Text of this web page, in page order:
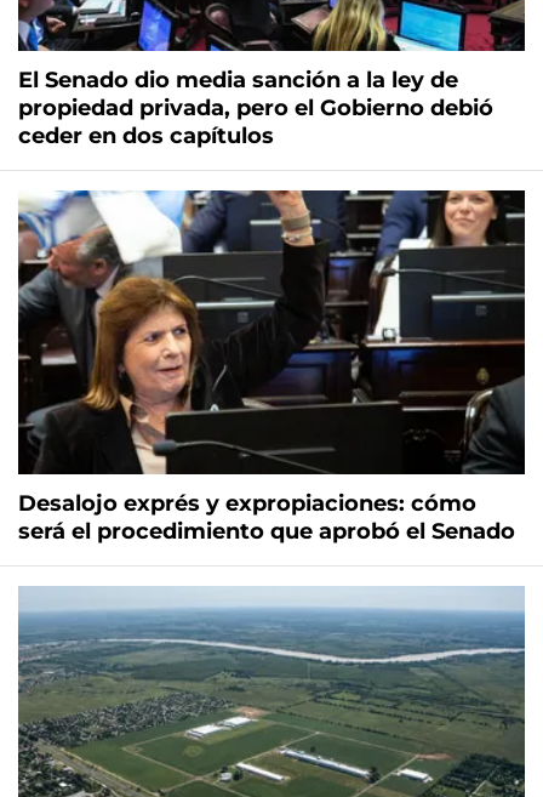
El Senado dio media sanción a la ley de
propiedad privada, pero el Gobierno debió
ceder en dos capítulos
Desalojo exprés y expropiaciones: cómo
será el procedimiento que aprobó el Senado